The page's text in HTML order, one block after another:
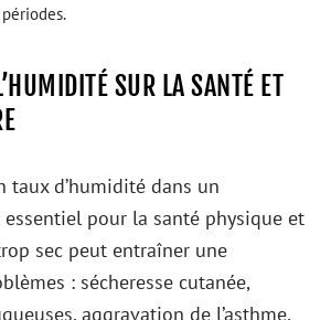
SUR LA SANTÉ ET
taux d’humidité dans un
pour la santé physique et
sec peut entraîner une
: sécheresse cutanée,
aggravation de l’asthme,